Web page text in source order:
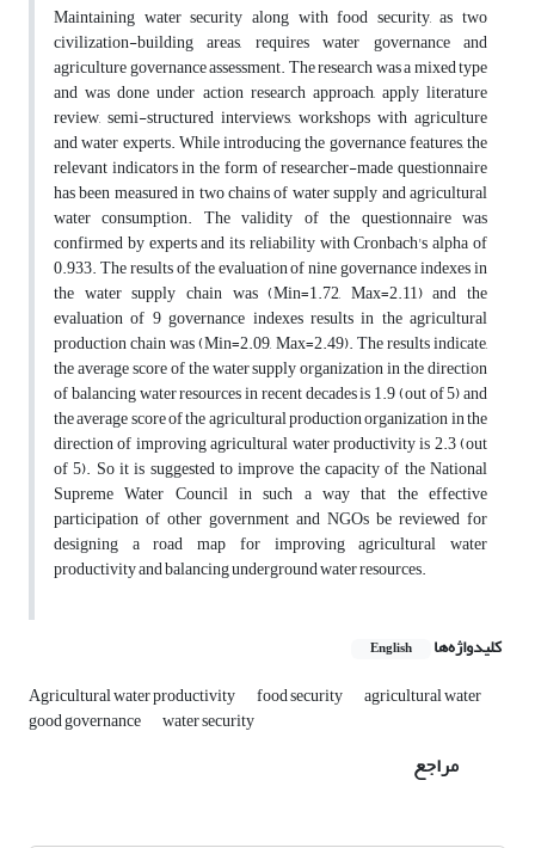
Maintaining water security along with food security, as two
civilization-building areas, requires water governance and
agriculture governance assessment. The research was a mixed type
and was done under action research approach, apply literature
review, semi-structured interviews, workshops with agriculture
and water experts. While introducing the governance features, the
relevant indicators in the form of researcher-made questionnaire
has been measured in two chains of water supply and agricultural
water consumption. The validity of the questionnaire was
confirmed by experts and its reliability with Cronbach's alpha of
0.933. The results of the evaluation of nine governance indexes in
the water supply chain was (Min=1.72, Max=2.11) and the
evaluation of 9 governance indexes results in the agricultural
production chain was (Min=2.09, Max=2.49). The results indicate,
the average score of the water supply organization in the direction
of balancing water resources in recent decades is 1.9 (out of 5) and
the average score of the agricultural production organization in the
direction of improving agricultural water productivity is 2.3 (out
of 5). So it is suggested to improve the capacity of the National
Supreme Water Council in such a way that the effective
participation of other government and NGOs be reviewed for
designing a road map for improving agricultural water
productivity and balancing underground water resources.
کلیدواژه‌ها English
Agricultural water productivity food security agricultural water
good governance water security
مراجع